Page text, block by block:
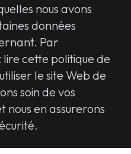
nous avons
données
Par
lire cette politique de
le site Web de
soin de vos
nous en assurerons